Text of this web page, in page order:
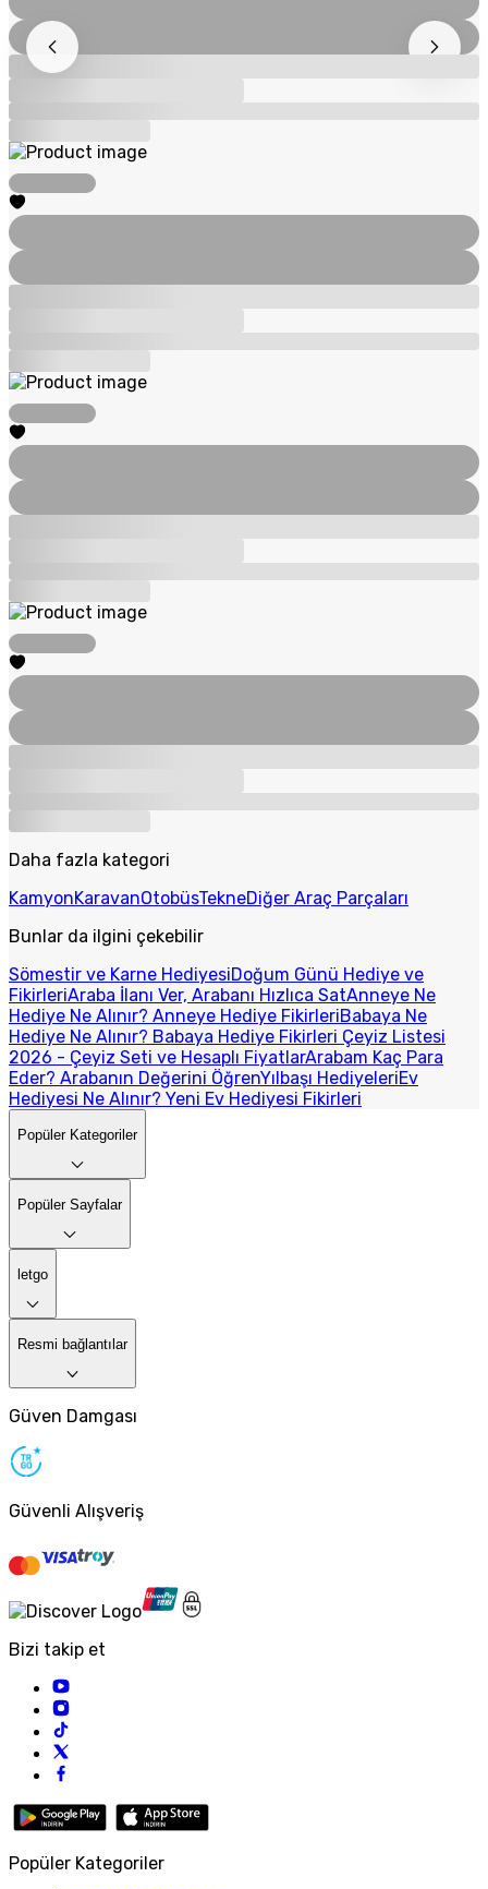
Daha fazla kategori
KamyonKaravanOtobüsTekneDiğer Araç Parçaları
Bunlar da ilgini çekebilir
Sömestir ve Karne HediyesiDoğum Günü Hediye ve
FikirleriAraba İlanı Ver, Arabanı Hızlıca SatAnneye Ne
Hediye Ne Alınır? Anneye Hediye FikirleriBabaya Ne
Hediye Ne Alınır? Babaya Hediye Fikirleri Çeyiz Listesi
2026 - Çeyiz Seti ve Hesaplı FiyatlarArabam Kaç Para
Eder? Arabanın Değerini ÖğrenYılbaşı HediyeleriEv
Hediyesi Ne Alınır? Yeni Ev Hediyesi Fikirleri
Popüler Kategoriler
Popüler Sayfalar
letgo
Resmi bağlantılar
Güven Damgası
Güvenli Alışveriş
Bizi takip et
Popüler Kategoriler